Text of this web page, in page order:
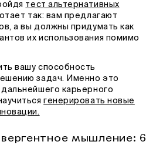
тест альтернативных
так: вам предлагают
а вы должны придумать как
их использования помимо
вашу способность
задач. Именно это
карьерного
генерировать новые
мышление: 6